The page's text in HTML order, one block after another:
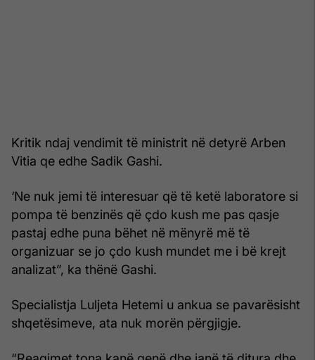
Kritik ndaj vendimit të ministrit në detyrë Arben
Vitia qe edhe Sadik Gashi.
‘Ne nuk jemi të interesuar që të ketë laboratore si
pompa të benzinës që çdo kush me pas qasje
pastaj edhe puna bëhet në mënyrë më të
organizuar se jo çdo kush mundet me i bë krejt
analizat”, ka thënë Gashi.
Specialistja Luljeta Hetemi u ankua se pavarësisht
shqetësimeve, ata nuk morën përgjigje.